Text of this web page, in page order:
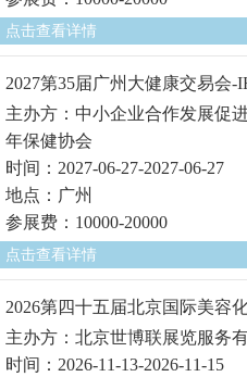
点击查看详情
2027第35届广州大健康交易会-
主办方：中小企业合作发展促
年保健协会
时间：2027-06-27-2027-06-27
地点：广州
参展费：10000-20000
点击查看详情
2026第四十五届北京国际美容
主办方：北京世博联展览服务
时间：2026-11-13-2026-11-15